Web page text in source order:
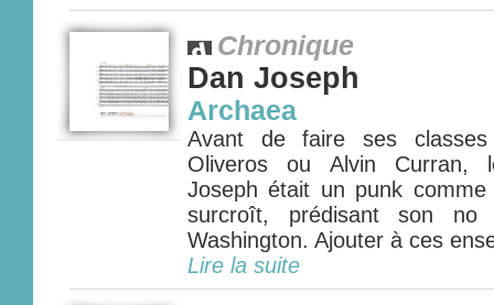
Chronique
Dan Joseph
Archaea
Avant de faire ses
Oliveros ou Alvin Curran,
Joseph était un punk
surcroît, prédisant son
Washington. Ajouter à ces
Lire la suite